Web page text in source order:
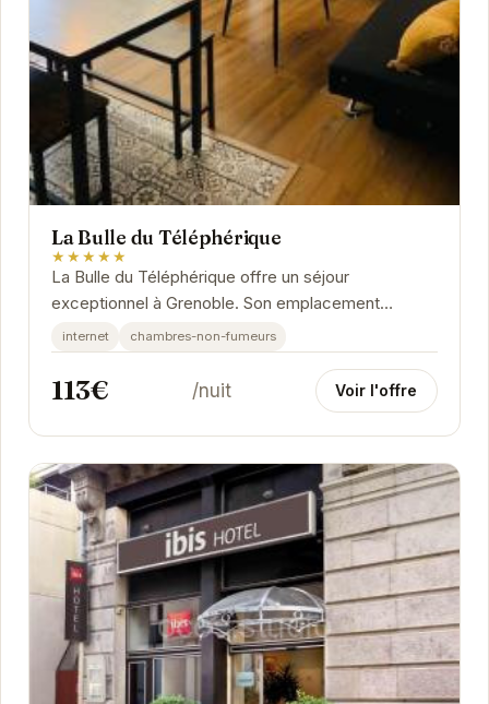
La Bulle du Téléphérique
★★★★★
La Bulle du Téléphérique offre un séjour
exceptionnel à Grenoble. Son emplacement
privilégié, à proximité des principales attractions,
en...
internet chambres-non-fumeurs
113€ /nuit Voir l'offre